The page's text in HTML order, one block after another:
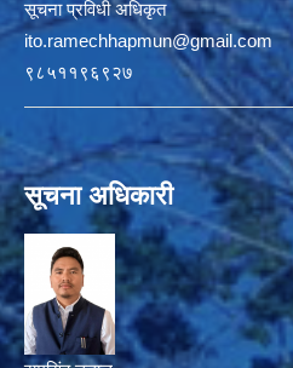
सूचना प्रविधी अधिकृत
ito.ramechhapmun@gmail.com
९८५११९६९२७
सूचना अधिकारी